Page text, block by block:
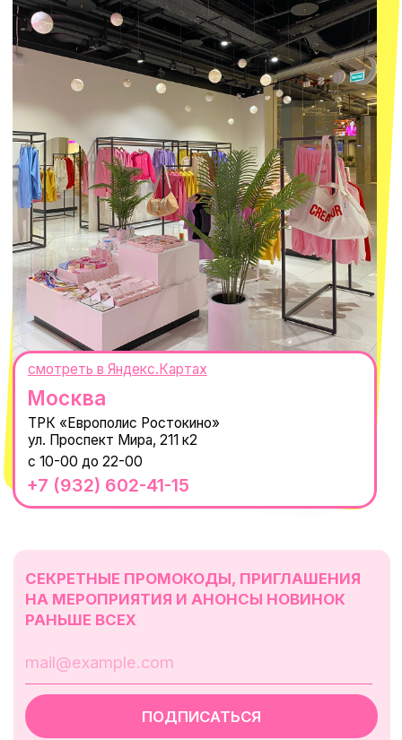
ИП Проворный Алексей Алексеевич
ИНН 667114098580
ОГРНИП 320665800076581
© 2021-2025 Macrocosm ®